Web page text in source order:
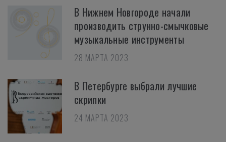
В Нижнем Новгороде начали
производить струнно-смычковые
музыкальные инструменты
28 МАРТА 2023
В Петербурге выбрали лучшие
скрипки
24 МАРТА 2023